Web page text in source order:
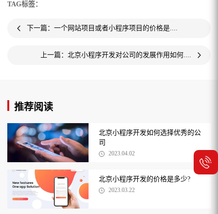
TAG标签：
下一篇：一个网站项目或者小程序项目的价格是....
上一篇：北京小程序开发对公司的发展作用如何....
推荐阅读
北京小程序开发如何选择优秀的公
司
2023.04.02
北京小程序开发的价格是多少?
2023.03.22